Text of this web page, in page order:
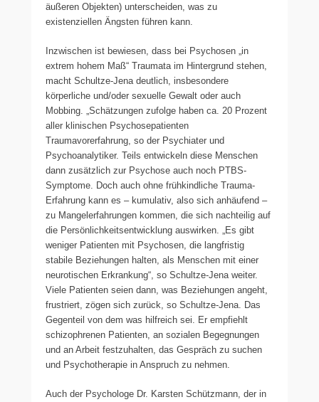
äußeren Objekten) unterscheiden, was zu
existenziellen Ängsten führen kann.
Inzwischen ist bewiesen, dass bei Psychosen „in
extrem hohem Maß“ Traumata im Hintergrund stehen,
macht Schultze-Jena deutlich, insbesondere
körperliche und/oder sexuelle Gewalt oder auch
Mobbing. „Schätzungen zufolge haben ca. 20 Prozent
aller klinischen Psychosepatienten
Traumavorerfahrung, so der Psychiater und
Psychoanalytiker. Teils entwickeln diese Menschen
dann zusätzlich zur Psychose auch noch PTBS-
Symptome. Doch auch ohne frühkindliche Trauma-
Erfahrung kann es – kumulativ, also sich anhäufend –
zu Mangelerfahrungen kommen, die sich nachteilig auf
die Persönlichkeitsentwicklung auswirken. „Es gibt
weniger Patienten mit Psychosen, die langfristig
stabile Beziehungen halten, als Menschen mit einer
neurotischen Erkrankung“, so Schultze-Jena weiter.
Viele Patienten seien dann, was Beziehungen angeht,
frustriert, zögen sich zurück, so Schultze-Jena. Das
Gegenteil von dem was hilfreich sei. Er empfiehlt
schizophrenen Patienten, an sozialen Begegnungen
und an Arbeit festzuhalten, das Gespräch zu suchen
und Psychotherapie in Anspruch zu nehmen.
Auch der Psychologe Dr. Karsten Schützmann, der in